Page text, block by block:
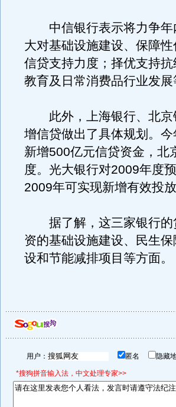
中信银行表示将力争年
大对基础设施建设、保障
信贷支持力度；择优支持
教育及日常消费品行业发展
此外，上海银行、北京
增信贷做出了具体规划。
新增500亿元信贷资金，北
度。光大银行对2009年度
2009年可实现新增有效投
据了解，这三家银行的
资的基础设施建设、民生
设和节能减排项目等方面。
用户： 匿名 隐藏
*搜狗拼音输入法，中文处理专家>>